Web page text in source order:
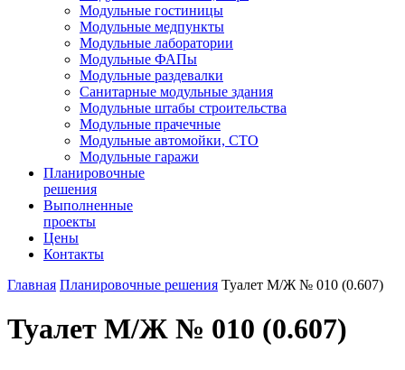
Модульные гостиницы
Модульные медпункты
Модульные лаборатории
Модульные ФАПы
Модульные раздевалки
Санитарные модульные здания
Модульные штабы строительства
Модульные прачечные
Модульные автомойки, СТО
Модульные гаражи
Планировочные
решения
Выполненные
проекты
Цены
Контакты
Главная Планировочные решения Туалет М/Ж № 010 (0.607)
Туалет М/Ж № 010 (0.607)